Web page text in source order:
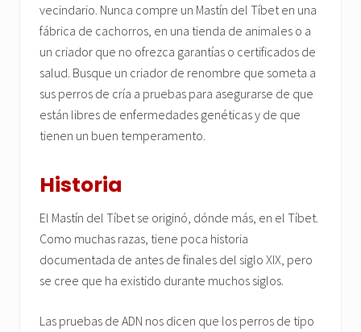
vecindario. Nunca compre un Mastín del Tíbet en una
fábrica de cachorros, en una tienda de animales o a
un criador que no ofrezca garantías o certificados de
salud. Busque un criador de renombre que someta a
sus perros de cría a pruebas para asegurarse de que
están libres de enfermedades genéticas y de que
tienen un buen temperamento.
Historia
El Mastín del Tíbet se originó, dónde más, en el Tíbet.
Como muchas razas, tiene poca historia
documentada de antes de finales del siglo XIX, pero
se cree que ha existido durante muchos siglos.
Las pruebas de ADN nos dicen que los perros de tipo